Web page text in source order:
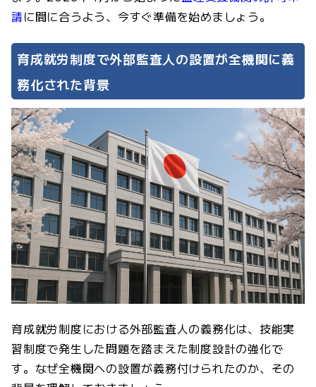
請に間に合うよう、今すぐ準備を始めましょう。
育成就労制度で外部監査人の設置が全機関に義
務化された背景
育成就労制度における外部監査人の義務化は、技能実
習制度で発生した問題を踏まえた制度設計の強化で
す。なぜ全機関への設置が義務付けられたのか、その